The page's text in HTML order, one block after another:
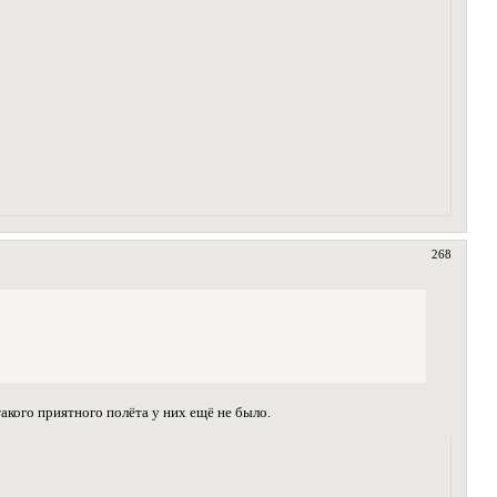
268
приятного полёта у них ещё не было.